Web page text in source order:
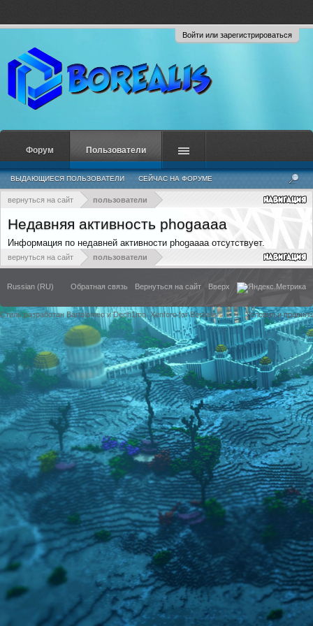
Войти или зарегистрироваться
вернуться на сайт пользователи
Недавняя активность phogaaaa
Информация по недавней активности phogaaaa отсутствует.
вернуться на сайт пользователи
Форум Пользователи
ВЫДАЮЩИЕСЯ ПОЛЬЗОВАТЕЛИ СЕЙЧАС НА ФОРУМЕ
НЕДАВНЯЯ АКТИВНОСТЬ НОВЫЕ СООБЩЕНИЯ ПРОФИЛЯ
Russian (RU) Обратная связь Вернуться на сайт Вверх
Стиль разработан Bartolomeo и Dech1moXenforo for Borealis Условия и правила